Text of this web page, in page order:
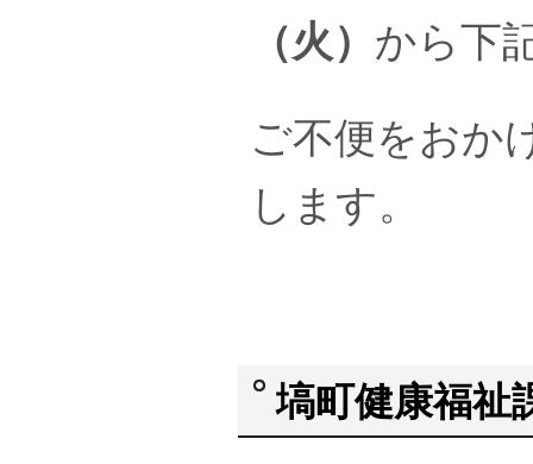
（火） から下
ご不便をおか
します。
塙町健康福祉